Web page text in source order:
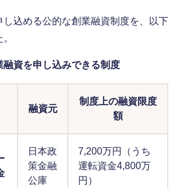
し込める公的な創業融資制度を、以下
融資を申し込みできる制度
融資元
制度上の融資限度
額
日本政
策金融
公庫
7,200万円（うち
運転資金4,800万
円）